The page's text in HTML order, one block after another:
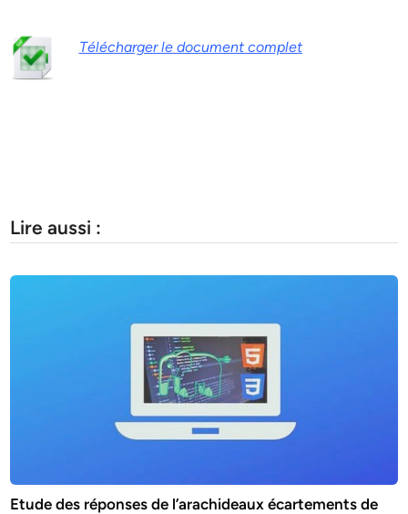
Télécharger le document complet
Lire aussi :
Etude des réponses de l’arachideaux écartements de